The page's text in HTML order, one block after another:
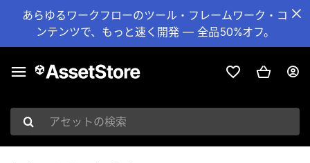
あらゆるワークフローのツール・フレームワーク・コ
ンテンツで、もっと速く開発 — 全品50%オフ。
アセットの検索